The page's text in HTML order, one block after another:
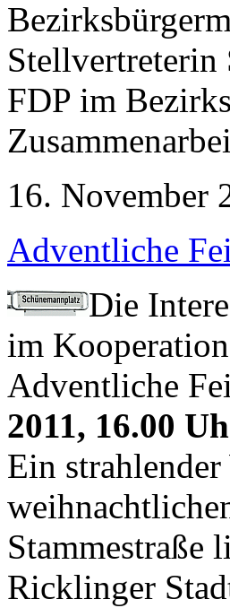
Stellvertreterin
FDP im
16. November
Adventliche
Die
im
Adventliche
2011, 16.00
Ein
Stammestraße
Ricklinger